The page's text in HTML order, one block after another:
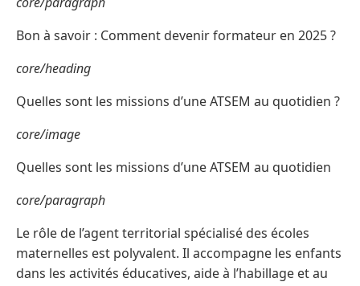
Bon à savoir : Comment devenir formateur en 2025 ?
core/heading
Quelles sont les missions d’une ATSEM au quotidien ?
core/image
Quelles sont les missions d’une ATSEM au quotidien
core/paragraph
Le rôle de l’agent territorial spécialisé des écoles
maternelles est polyvalent. Il accompagne les enfants
dans les activités éducatives, aide à l’habillage et au